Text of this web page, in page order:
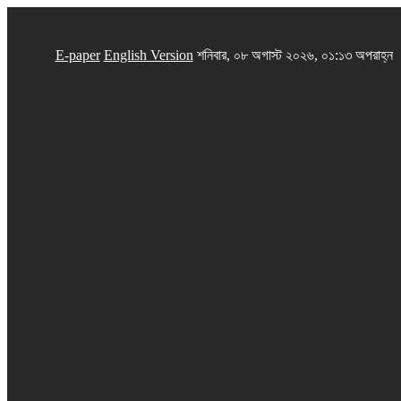
E-paper English Version শনিবার, ০৮ অগাস্ট ২০২৬, ০১:১৩ অপরাহ্ন